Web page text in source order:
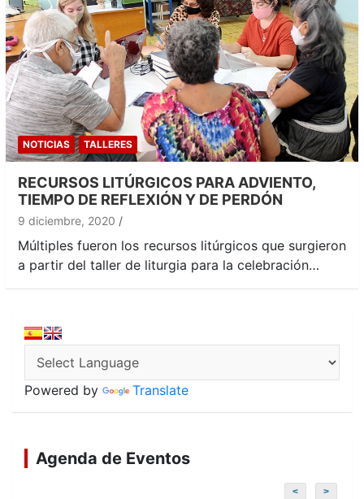
NOTICIAS TALLERES
RECURSOS LITÚRGICOS PARA ADVIENTO,
TIEMPO DE REFLEXIÓN Y DE PERDÓN
9 diciembre, 2020
Múltiples fueron los recursos litúrgicos que surgieron
a partir del taller de liturgia para la celebración…
Powered by Translate
Agenda de Eventos
< >